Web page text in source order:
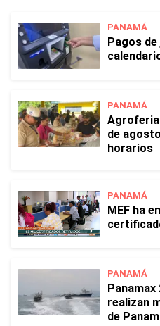
PANAMÁ
Pagos
PANAMÁ
de
horarios
PANAMÁ
MEF ha
PANAMÁ
realizan
de